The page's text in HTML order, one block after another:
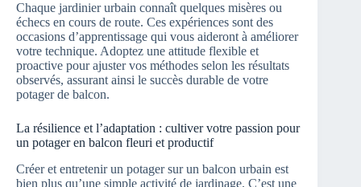
Chaque jardinier urbain connaît quelques misères ou
échecs en cours de route. Ces expériences sont des
occasions d’apprentissage qui vous aideront à améliorer
votre technique. Adoptez une attitude flexible et
proactive pour ajuster vos méthodes selon les résultats
observés, assurant ainsi le succès durable de votre
potager de balcon.
La résilience et l’adaptation : cultiver votre passion pour
un potager en balcon fleuri et productif
Créer et entretenir un potager sur un balcon urbain est
bien plus qu’une simple activité de jardinage. C’est une